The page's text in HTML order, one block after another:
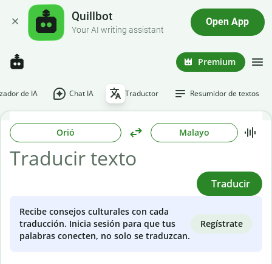
Quillbot
Your AI writing assistant
Open App
Premium
de IA Chat IA Traductor Resumidor de textos
Orió Malayo
Traducir
Recibe consejos culturales con cada
traducción. Inicia sesión para que tus
palabras conecten, no solo se traduzcan.
Regístrate